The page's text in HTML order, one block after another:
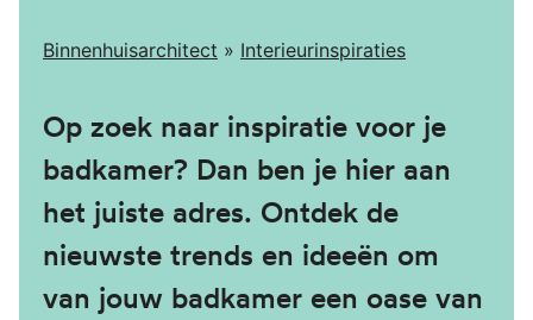
Binnenhuisarchitect » Interieurinspiraties
Op zoek naar inspiratie voor je
badkamer? Dan ben je hier aan
het juiste adres. Ontdek de
nieuwste trends en ideeën om
van jouw badkamer een oase van